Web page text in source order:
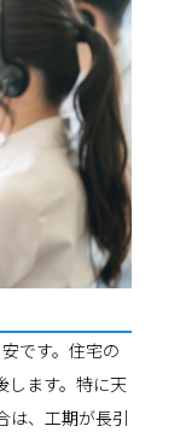
です。住宅の
します。特に天
は、工期が長引